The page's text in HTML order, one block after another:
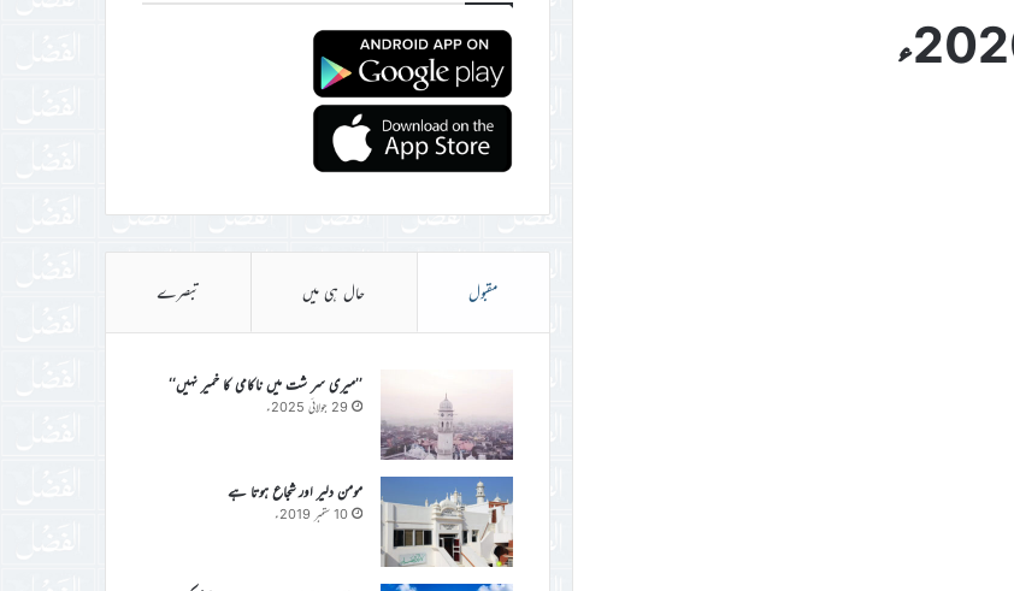
مقبول حال ہی میں تبصرے
’’میری سر شت میں ناکامی کا خمیر نہیں‘‘
29 جولائی 2025ء
مومن دلیر اور شجاع ہوتا ہے
10 ستمبر 2019ء